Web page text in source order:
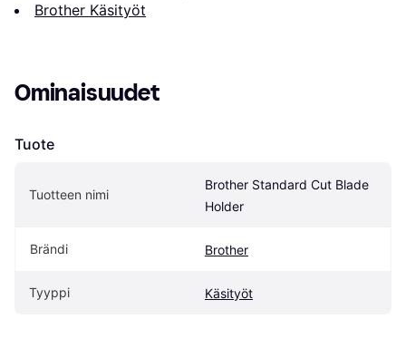
Brother Käsityöt
Ominaisuudet
Tuote
Tuotteen nimi
Brother Standard Cut Blade
Holder
Brändi Brother
Tyyppi Käsityöt